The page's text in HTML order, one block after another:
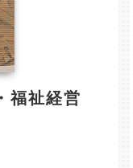
福祉経営